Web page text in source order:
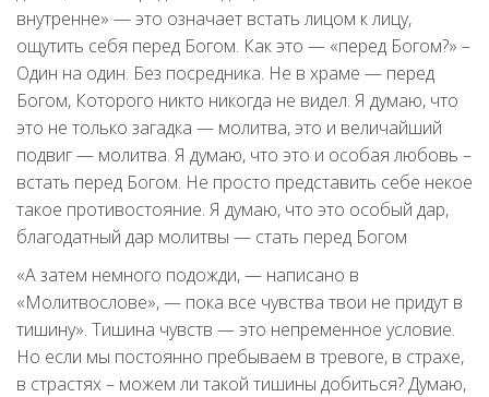
внутренне» — это означает встать лицом к лицу,
ощутить себя перед Богом. Как это — «перед Богом?» –
Один на один. Без посредника. Не в храме — перед
Богом, Которого никто никогда не видел. Я думаю, что
это не только загадка — молитва, это и величайший
подвиг — молитва. Я думаю, что это и особая любовь –
встать перед Богом. Не просто представить себе некое
такое противостояние. Я думаю, что это особый дар,
благодатный дар молитвы — стать перед Богом
«А затем немного подожди, — написано в
«Молитвослове», — пока все чувства твои не придут в
тишину». Тишина чувств — это непременное условие.
Но если мы постоянно пребываем в тревоге, в страхе,
в страстях – можем ли такой тишины добиться? Думаю,